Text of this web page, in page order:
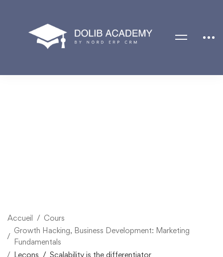
Accueil
Cours
Growth Hacking, Business Development: Marketing
Fundamentals
Leçons
Scalability is the differentiator